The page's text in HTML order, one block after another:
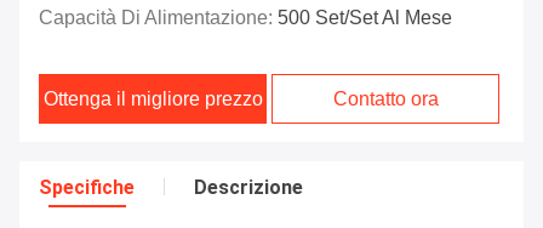
Capacità Di Alimentazione: 500 Set/set Al Mese
Ottenga il migliore prezzo Contatto ora
Specifiche Descrizione